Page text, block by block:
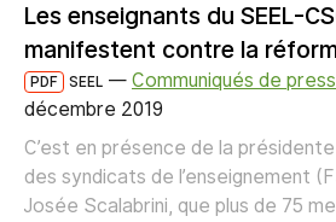
Les enseignants du SEEL-
manifestent contre la
PDF SEEL — Communiqués de
décembre 2019
C’est en présence de la
des syndicats de l’enseignement
Josée Scalabrini, que plus de 75